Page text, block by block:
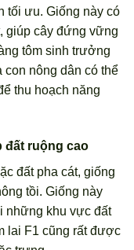
tối ưu. Giống này có
giúp cây đứng vững
tôm sinh trưởng
nông dân có thể
thu hoạch năng
đất ruộng cao
đất pha cát, giống
tồi. Giống này
những khu vực đất
lai F1 cũng rất được